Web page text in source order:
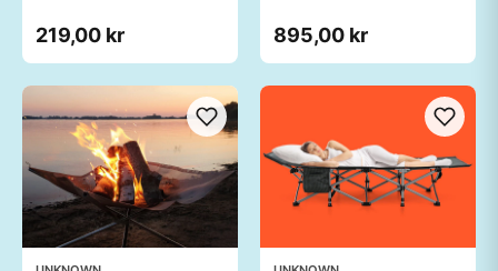
219,00 kr 895,00 kr